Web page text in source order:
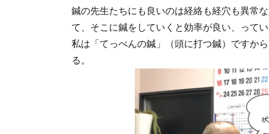
鍼の先生たちにも良いのは経絡も経穴も異常
て、そこに鍼をしていくと効率が良い、ってい
私は「てっぺんの鍼」（頭に打つ鍼）ですか
る。